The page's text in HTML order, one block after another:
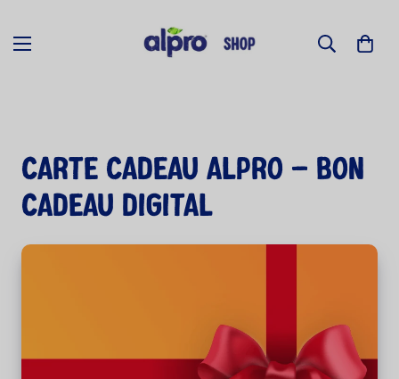
Carte Cadeau Alpro – Bon
Cadeau Digital